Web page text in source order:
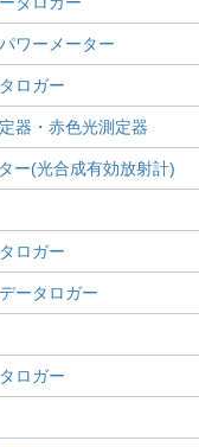
ワーメーター
ロガー
器・赤色光測定器
ー(光合成有効放射計)
ロガー
ータロガー
ロガー